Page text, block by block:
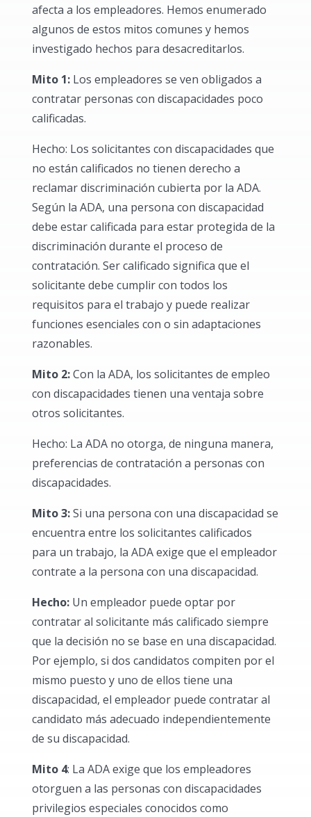
afecta a los empleadores. Hemos enumerado
algunos de estos mitos comunes y hemos
investigado hechos para desacreditarlos.
Mito 1: Los empleadores se ven obligados a
contratar personas con discapacidades poco
calificadas.
Hecho: Los solicitantes con discapacidades que
no están calificados no tienen derecho a
reclamar discriminación cubierta por la ADA.
Según la ADA, una persona con discapacidad
debe estar calificada para estar protegida de la
discriminación durante el proceso de
contratación. Ser calificado significa que el
solicitante debe cumplir con todos los
requisitos para el trabajo y puede realizar
funciones esenciales con o sin adaptaciones
razonables.
Mito 2:Con la ADA, los solicitantes de empleo
con discapacidades tienen una ventaja sobre
otros solicitantes.
Hecho: La ADA no otorga, de ninguna manera,
preferencias de contratación a personas con
discapacidades.
Mito 3:Si una persona con una discapacidad se
encuentra entre los solicitantes calificados
para un trabajo, la ADA exige que el empleador
contrate a la persona con una discapacidad.
Hecho: Un empleador puede optar por
contratar al solicitante más calificado siempre
que la decisión no se base en una discapacidad.
Por ejemplo, si dos candidatos compiten por el
mismo puesto y uno de ellos tiene una
discapacidad, el empleador puede contratar al
candidato más adecuado independientemente
de su discapacidad.
Mito 4: La ADA exige que los empleadores
otorguen a las personas con discapacidades
privilegios especiales conocidos como